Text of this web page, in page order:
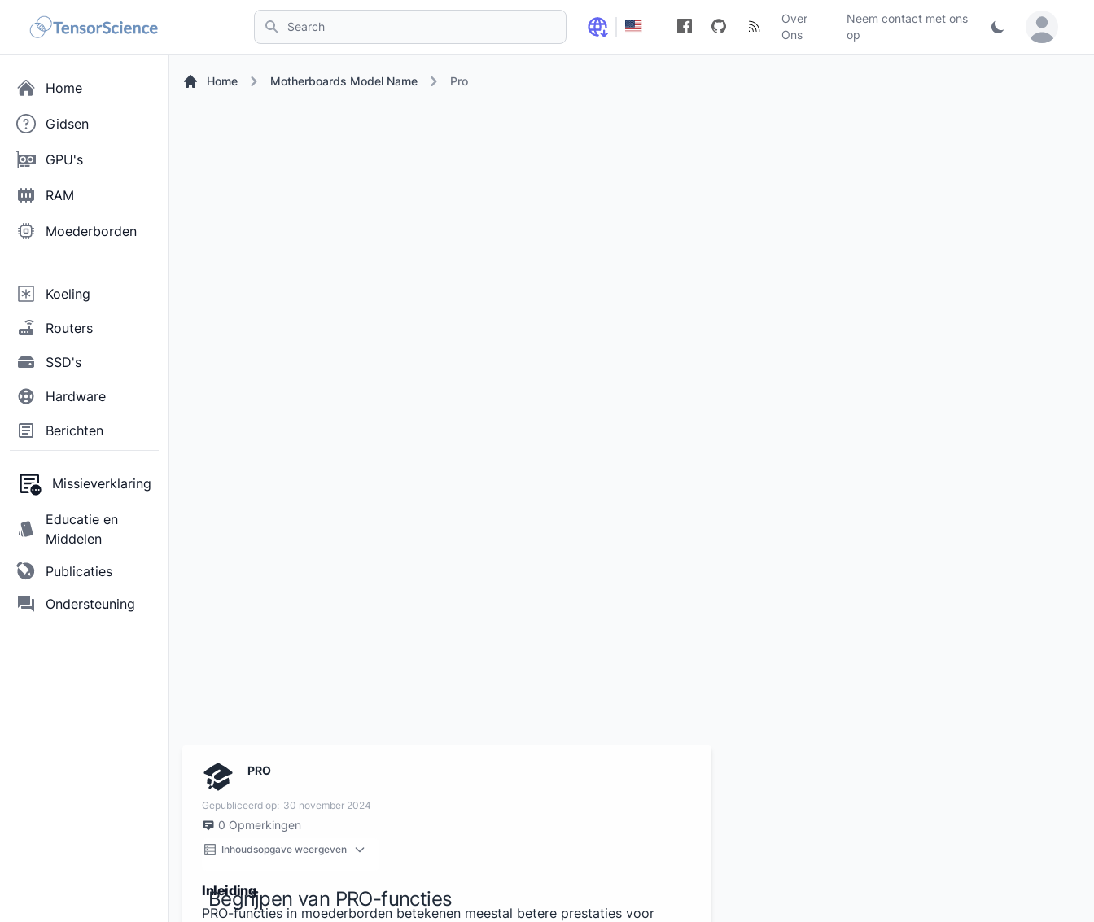
Search
Over
Ons
Neem contact met ons
op
Sign in /
Home
Gidsen
GPU's
RAM
Moederborden
Koeling
Routers
SSD's
Hardware
Berichten
Missieverklaring
Educatie en
Middelen
Publicaties
Ondersteuning
Home Motherboards Model Name Pro
PRO
Gepubliceerd op: 30 november 2024
0 Opmerkingen
Inhoudsopgave weergeven
Inleiding
Begrijpen van PRO-functies
PRO-functies in moederborden betekenen meestal betere prestaties voor